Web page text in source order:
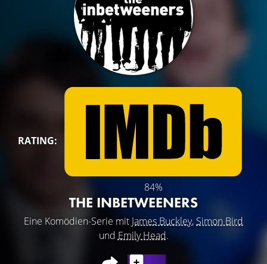
RATING:
84%
THE INBETWEENERS
Eine Komödien-Serie mit James Buckley, Simon Bird
und Emily Head.